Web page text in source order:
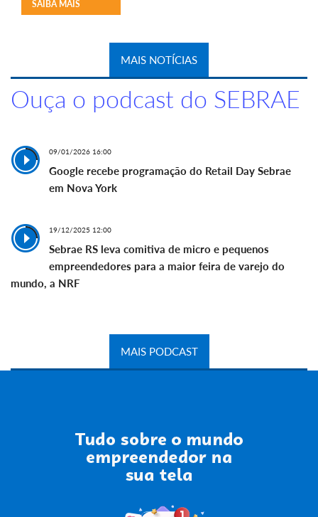
SAIBA MAIS
MAIS NOTÍCIAS
Ouça o podcast do SEBRAE
09/01/2026 16:00
Google recebe programação do Retail Day Sebrae
em Nova York
19/12/2025 12:00
Sebrae RS leva comitiva de micro e pequenos
empreendedores para a maior feira de varejo do
mundo, a NRF
MAIS PODCAST